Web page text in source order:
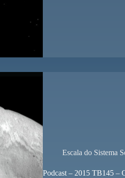
Escala do Sistema
Podcast – 2015 TB145 –